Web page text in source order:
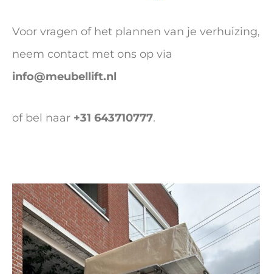
Voor vragen of het plannen van je verhuizing,
neem contact met ons op via
info@meubellift.nl
of bel naar +31 643710777.